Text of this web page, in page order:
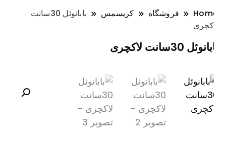
فروشگاه کریسمس
بابانوئل 30سانت
30سانت لاکچری